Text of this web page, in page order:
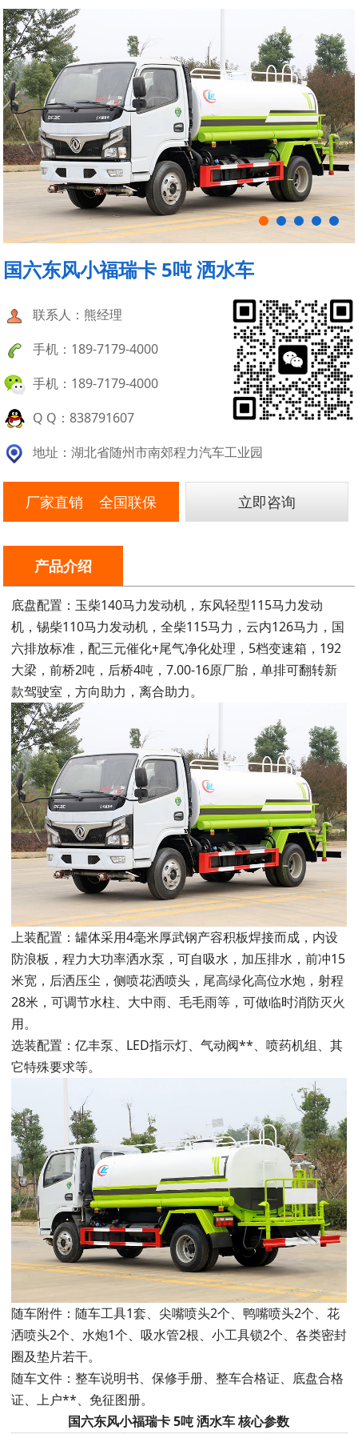
国六东风小福瑞卡 5吨 洒水车
联系人：熊经理
手机：189-7179-4000
手机：189-7179-4000
Q Q：838791607
地址：湖北省随州市南郊程力汽车工业园
厂家直销 全国联保 立即咨询
产品介绍
底盘配置：玉柴140马力发动机，东风轻型115马力发动
机，锡柴110马力发动机，全柴115马力，云内126马力，国
六排放标准，配三元催化+尾气净化处理，5档变速箱，192
大梁，前桥2吨，后桥4吨，7.00-16原厂胎，单排可翻转新
款驾驶室，方向助力，离合助力。
上装配置：罐体采用4毫米厚武钢产容积板焊接而成，内设
防浪板，程力大功率洒水泵，可自吸水，加压排水，前冲15
米宽，后洒压尘，侧喷花洒喷头，尾高绿化高位水炮，射程
28米，可调节水柱、大中雨、毛毛雨等，可做临时消防灭火
用。
选装配置：亿丰泵、LED指示灯、气动阀**、喷药机组、其
它特殊要求等。
随车附件：随车工具1套、尖嘴喷头2个、鸭嘴喷头2个、花
洒喷头2个、水炮1个、吸水管2根、小工具锁2个、各类密封
圈及垫片若干。
随车文件：整车说明书、保修手册、整车合格证、底盘合格
证、上户**、免征图册。
国六东风小福瑞卡 5吨 洒水车 核心参数